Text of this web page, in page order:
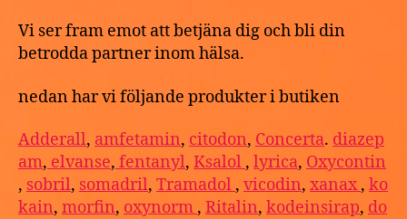
Vi ser fram emot att betjäna dig och bli din
betrodda partner inom hälsa.
nedan har vi följande produkter i butiken
Adderall, amfetamin, citodon, Concerta. diazep
am, elvanse, fentanyl, Ksalol , lyrica, Oxycontin
, sobril, somadril, Tramadol , vicodin, xanax, ko
kain, morfin, oxynorm , Ritalin, kodeinsirap, do